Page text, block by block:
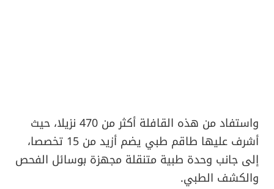
واستفاد من هذه القافلة أكثر من 470 نزيلا، حيث
أشرف عليها طاقم طبي يضم أزيد من 15 تخصصا،
إلى جانب وحدة طبية متنقلة مجهزة بوسائل الفحص
والكشف الطبي.